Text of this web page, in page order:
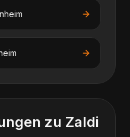
zu Zaldi